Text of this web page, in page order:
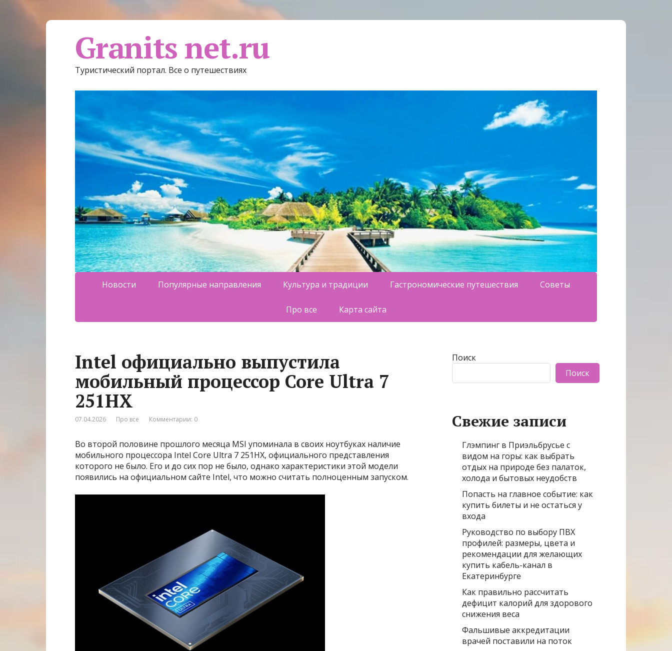
Granits net.ru
Туристический портал. Все о путешествиях
Новости Популярные направления Культура и традиции Гастрономические путешествия Советы
Про все Карта сайта
Intel официально выпустила
мобильный процессор Core Ultra 7
251HX
07.04.2026 Про все Комментарии: 0
Во второй половине прошлого месяца MSI упоминала в своих ноутбуках наличие
мобильного процессора Intel Core Ultra 7 251HX, официального представления
которого не было. Его и до сих пор не было, однако характеристики этой модели
появились на официальном сайте Intel, что можно считать полноценным запуском.
Поиск
Поиск
Свежие записи
Глэмпинг в Приэльбрусье с
видом на горы: как выбрать
отдых на природе без палаток,
холода и бытовых неудобств
Попасть на главное событие: как
купить билеты и не остаться у
входа
Руководство по выбору ПВХ
профилей: размеры, цвета и
рекомендации для желающих
купить кабель-канал в
Екатеринбурге
Как правильно рассчитать
дефицит калорий для здорового
снижения веса
Фальшивые аккредитации
врачей поставили на поток